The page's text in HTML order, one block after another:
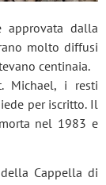
approvata dalla
molto diffusi
centinaia.
Michael, i resti
per iscritto. Il
nel 1983 e
Cappella di